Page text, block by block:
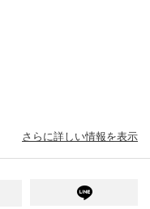
さらに詳しい情報を表示